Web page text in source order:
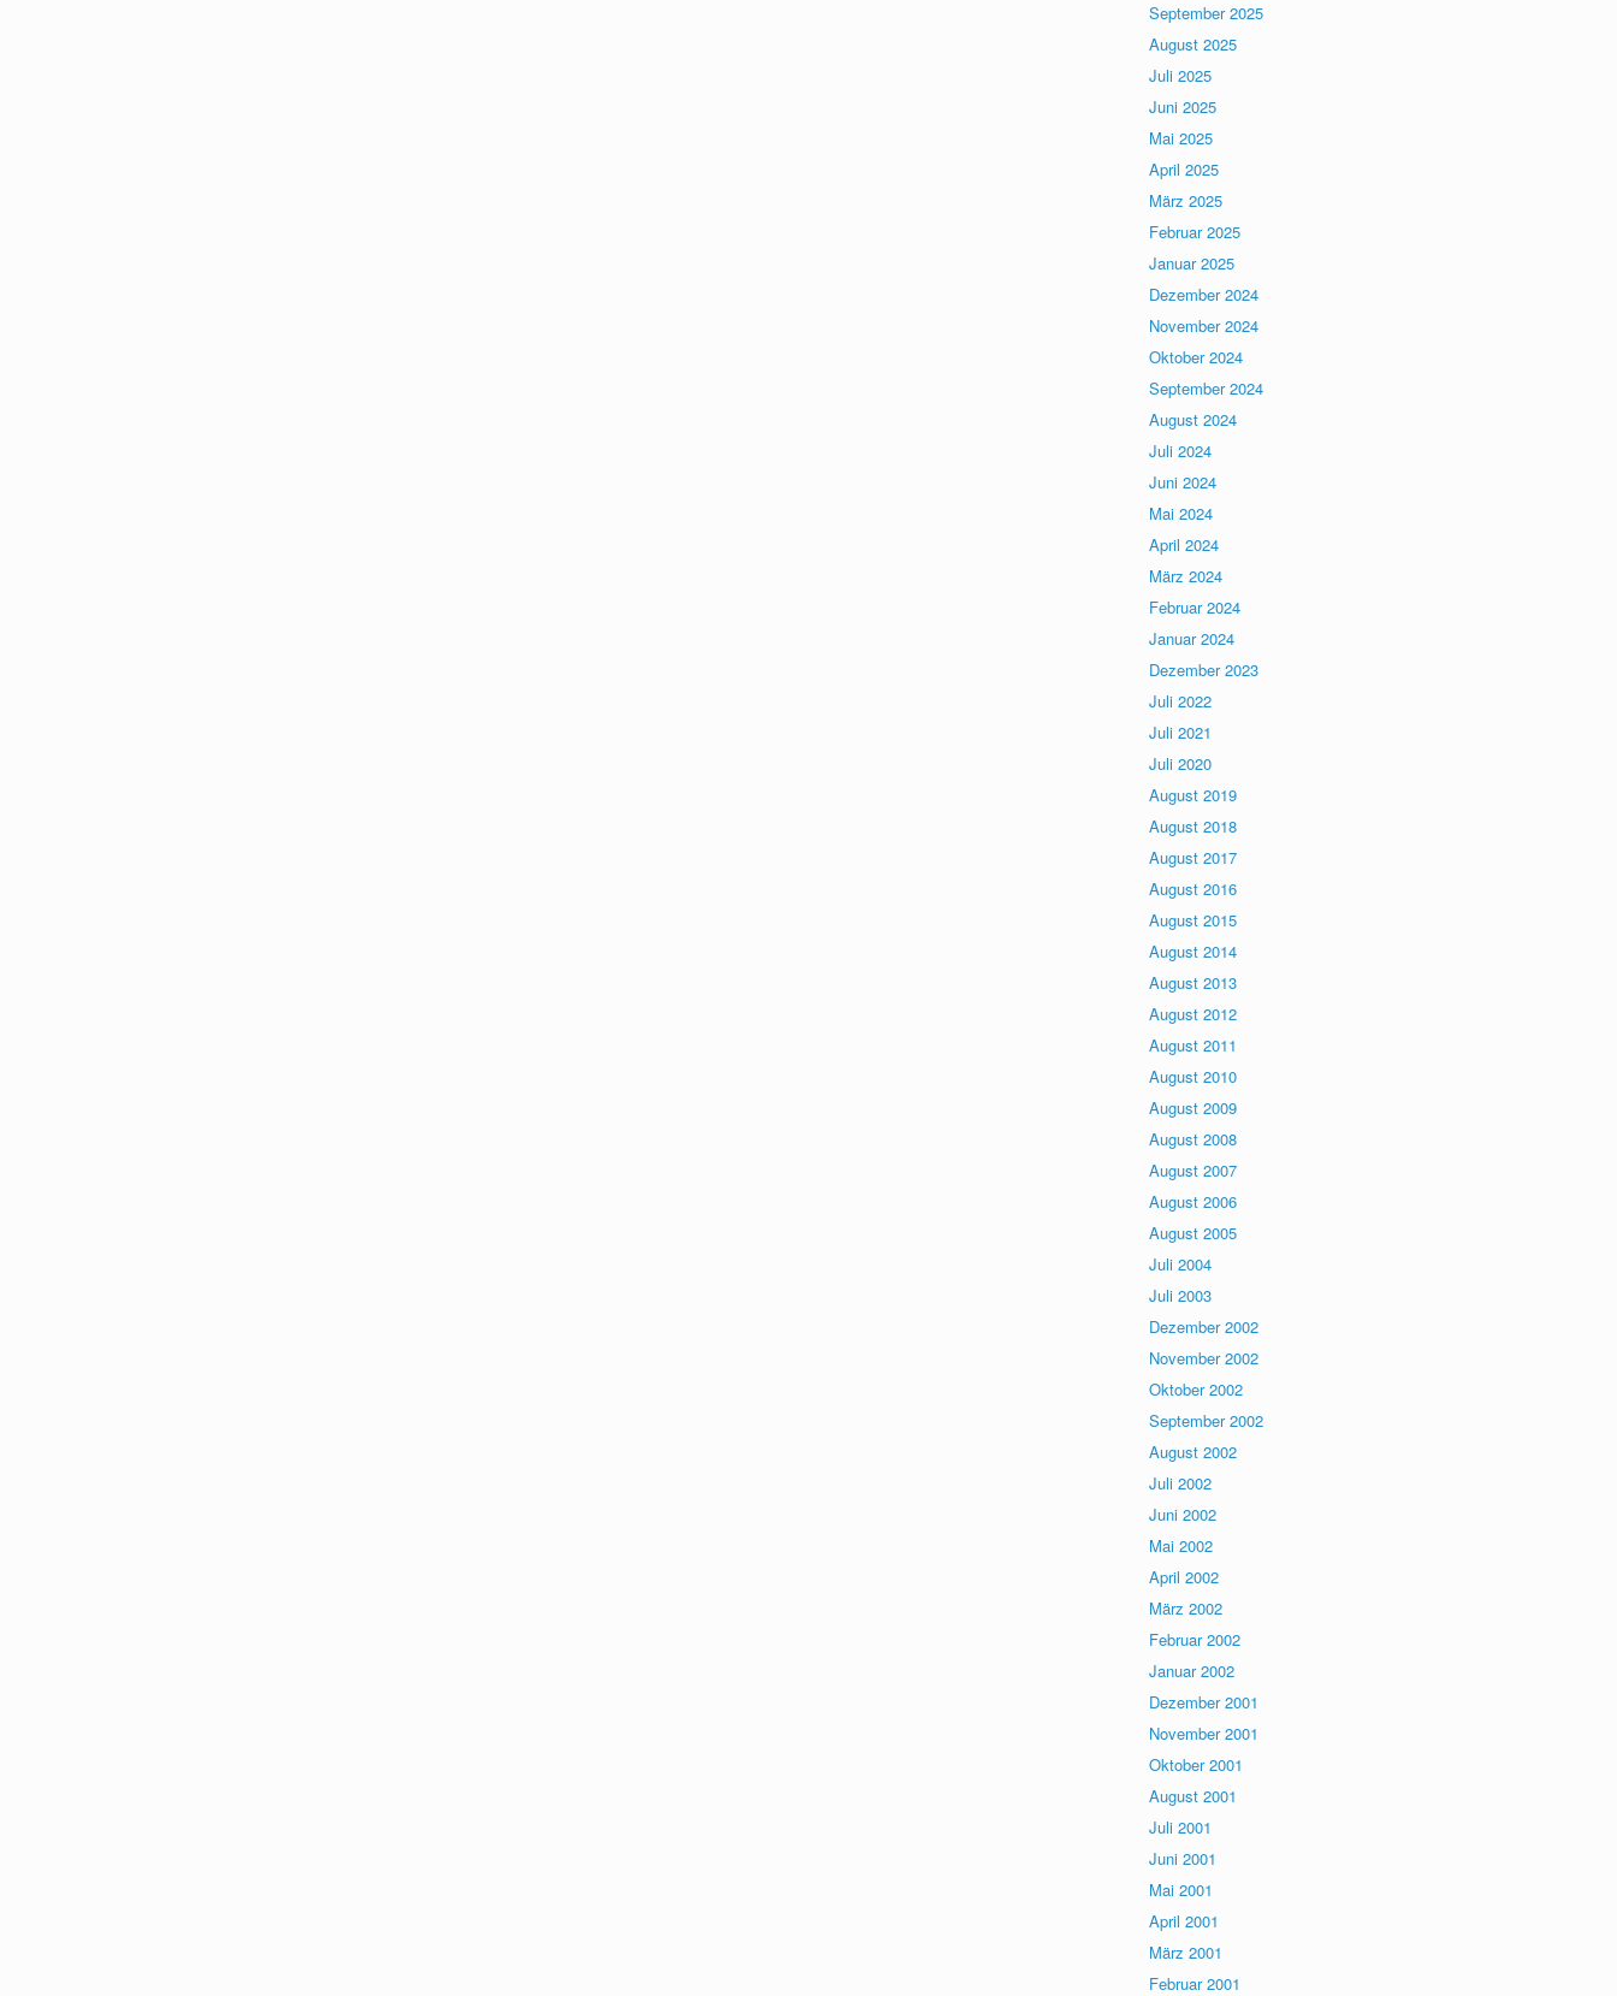
September 2025
August 2025
Juli 2025
Juni 2025
Mai 2025
April 2025
März 2025
Februar 2025
Januar 2025
Dezember 2024
November 2024
Oktober 2024
September 2024
August 2024
Juli 2024
Juni 2024
Mai 2024
April 2024
März 2024
Februar 2024
Januar 2024
Dezember 2023
Juli 2022
Juli 2021
Juli 2020
August 2019
August 2018
August 2017
August 2016
August 2015
August 2014
August 2013
August 2012
August 2011
August 2010
August 2009
August 2008
August 2007
August 2006
August 2005
Juli 2004
Juli 2003
Dezember 2002
November 2002
Oktober 2002
September 2002
August 2002
Juli 2002
Juni 2002
Mai 2002
April 2002
März 2002
Februar 2002
Januar 2002
Dezember 2001
November 2001
Oktober 2001
August 2001
Juli 2001
Juni 2001
Mai 2001
April 2001
März 2001
Februar 2001